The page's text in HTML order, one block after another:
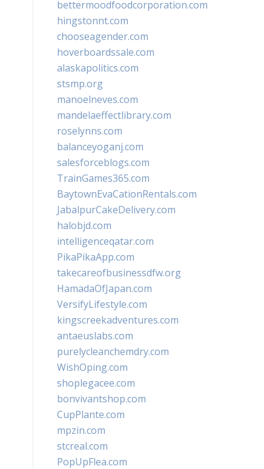
bettermoodfoodcorporation.com
hingstonnt.com
chooseagender.com
hoverboardssale.com
alaskapolitics.com
stsmp.org
manoelneves.com
mandelaeffectlibrary.com
roselynns.com
balanceyoganj.com
salesforceblogs.com
TrainGames365.com
BaytownEvaCationRentals.com
JabalpurCakeDelivery.com
halobjd.com
intelligenceqatar.com
PikaPikaApp.com
takecareofbusinessdfw.org
HamadaOfJapan.com
VersifyLifestyle.com
kingscreekadventures.com
antaeuslabs.com
purelycleanchemdry.com
WishOping.com
shoplegacee.com
bonvivantshop.com
CupPlante.com
mpzin.com
stcreal.com
PopUpFlea.com